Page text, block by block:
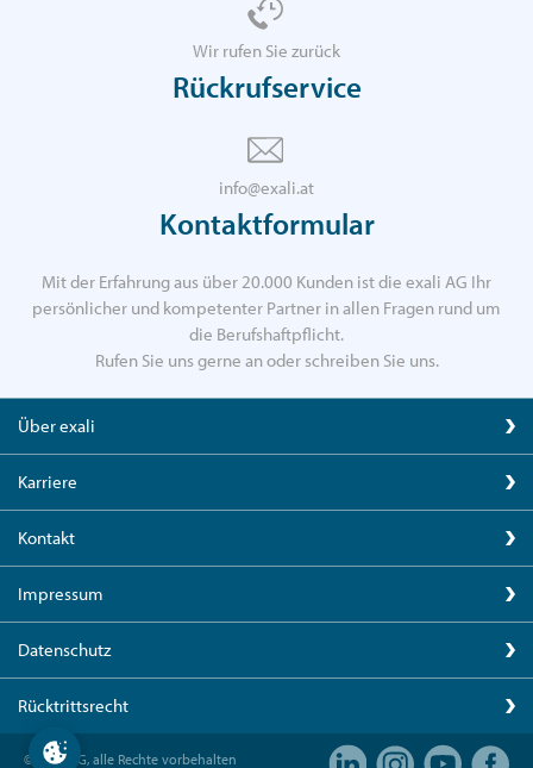
Wir rufen Sie zurück
Rückrufservice
info@exali.at
Kontaktformular
Mit der Erfahrung aus über 20.000 Kunden ist die exali AG Ihr
persönlicher und kompetenter Partner in allen Fragen rund um
die Berufshaftpflicht.
Rufen Sie uns gerne an oder schreiben Sie uns.
Über exali
Karriere
Kontakt
Impressum
Datenschutz
Rücktrittsrecht
© exali AG, alle Rechte vorbehalten